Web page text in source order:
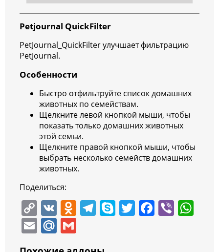
Petjournal QuickFilter
PetJournal_QuickFilter улучшает фильтрацию
PetJournal.
Особенности
Быстро отфильтруйте список домашних
животных по семействам.
Щелкните левой кнопкой мыши, чтобы
показать только домашних животных
этой семьи.
Щелкните правой кнопкой мыши, чтобы
выбрать несколько семейств домашних
животных.
Поделиться:
C
o
p
V
K
O T S T F Vi
E M